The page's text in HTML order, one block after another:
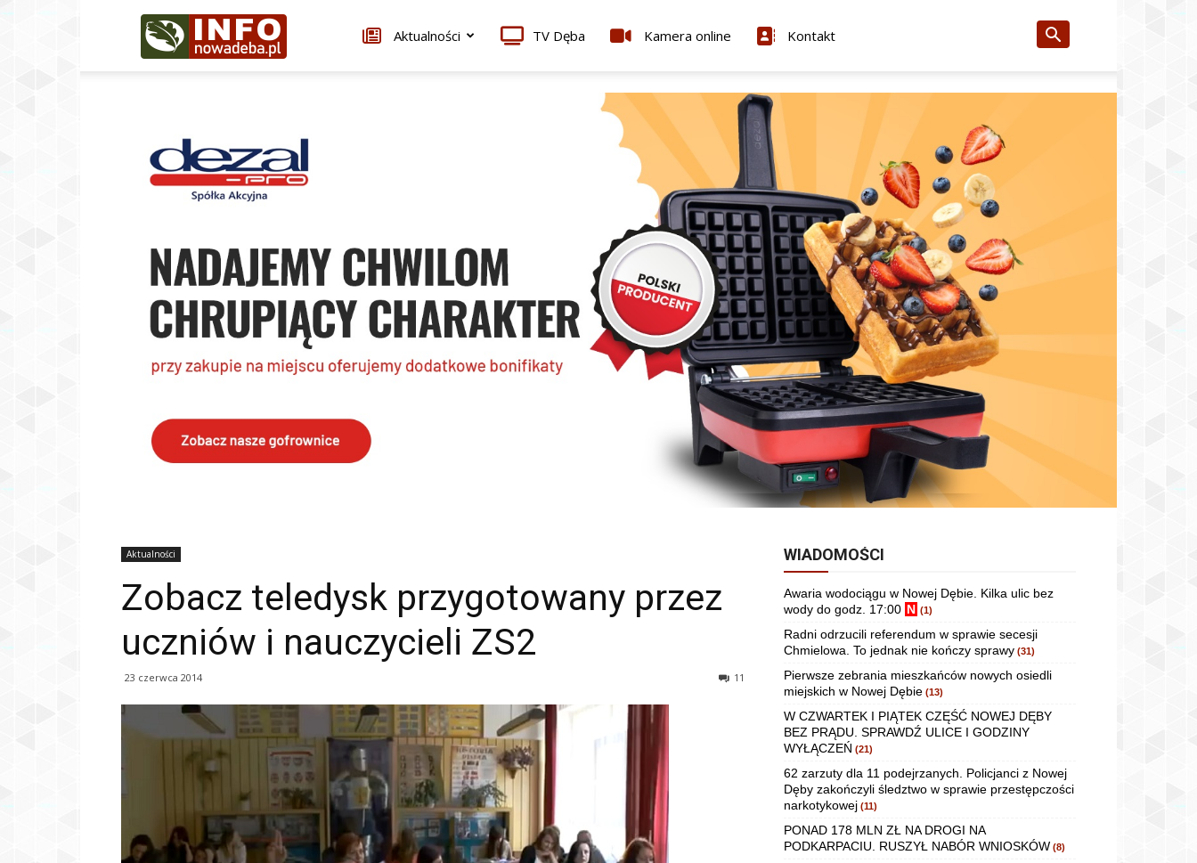
Infonowadeba.pl Aktualności TV Dęba Kamera online Kontakt
Aktualności
Zobacz teledysk przygotowany przez
uczniów i nauczycieli ZS2
23 czerwca 2014 11
WIADOMOŚCI
Awaria wodociągu w Nowej Dębie. Kilka ulic bez
wody do godz. 17:00 N (1)
Radni odrzucili referendum w sprawie secesji
Chmielowa. To jednak nie kończy sprawy (31)
Pierwsze zebrania mieszkańców nowych osiedli
miejskich w Nowej Dębie (13)
W CZWARTEK I PIĄTEK CZĘŚĆ NOWEJ DĘBY
BEZ PRĄDU. SPRAWDŹ ULICE I GODZINY
WYŁĄCZEŃ (21)
62 zarzuty dla 11 podejrzanych. Policjanci z Nowej
Dęby zakończyli śledztwo w sprawie przestępczości
narkotykowej (11)
PONAD 178 MLN ZŁ NA DROGI NA
PODKARPACIU. RUSZYŁ NABÓR WNIOSKÓW (8)